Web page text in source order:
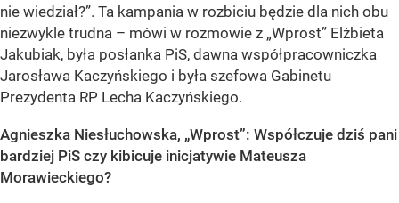
nie wiedział?”. Ta kampania w rozbiciu będzie dla nich obu
niezwykle trudna – mówi w rozmowie z „Wprost” Elżbieta
Jakubiak, była posłanka PiS, dawna współpracowniczka
Jarosława Kaczyńskiego i była szefowa Gabinetu
Prezydenta RP Lecha Kaczyńskiego.
Agnieszka Niesłuchowska, „Wprost”: Współczuje dziś pani
bardziej PiS czy kibicuje inicjatywie Mateusza
Morawieckiego?